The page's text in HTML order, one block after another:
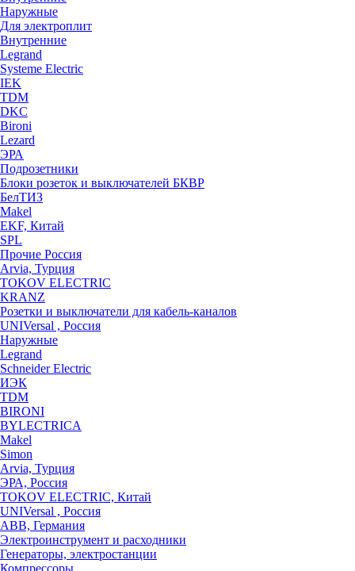
Наружные
Для электроплит
Внутренние
Legrand
Systeme Electric
IEK
TDM
DKC
Bironi
Lezard
ЭРА
Подрозетники
Блоки розеток и выключателей БКВР
БелТИЗ
Makel
EKF, Китай
SPL
Прочие Россия
Arvia, Турция
TOKOV ELECTRIC
KRANZ
Розетки и выключатели для кабель-каналов
UNIVersal , Россия
Наружные
Legrand
Schneider Electric
ИЭК
TDM
BIRONI
BYLECTRICA
Makel
Simon
Arvia, Турция
ЭРА, Россия
TOKOV ELECTRIC, Китай
UNIVersal , Россия
ABB, Германия
Электроинструмент и расходники
Генераторы, электростанции
Компрессоры